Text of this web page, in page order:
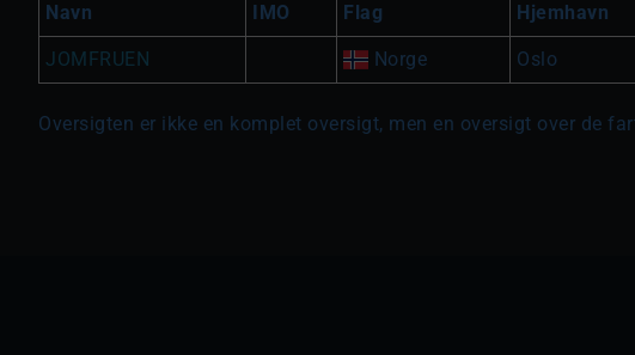
Navn IMO Flag Hjemhavn
JOMFRUEN Norge Oslo
Oversigten er ikke en komplet oversigt, men en oversigt over de